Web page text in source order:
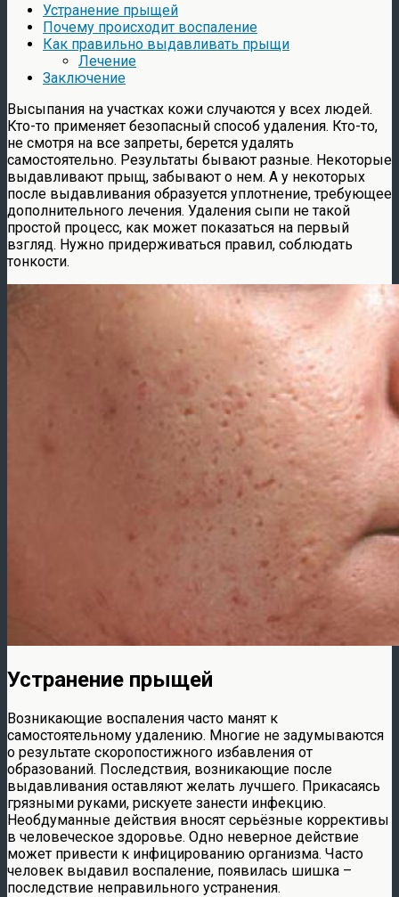
Устранение прыщей
Почему происходит воспаление
Как правильно выдавливать прыщи
Лечение
Заключение
Высыпания на участках кожи случаются у всех людей.
Кто-то применяет безопасный способ удаления. Кто-то,
не смотря на все запреты, берется удалять
самостоятельно. Результаты бывают разные. Некоторые
выдавливают прыщ, забывают о нем. А у некоторых
после выдавливания образуется уплотнение, требующее
дополнительного лечения. Удаления сыпи не такой
простой процесс, как может показаться на первый
взгляд. Нужно придерживаться правил, соблюдать
тонкости.
Устранение прыщей
Возникающие воспаления часто манят к
самостоятельному удалению. Многие не задумываются
о результате скоропостижного избавления от
образований. Последствия, возникающие после
выдавливания оставляют желать лучшего. Прикасаясь
грязными руками, рискуете занести инфекцию.
Необдуманные действия вносят серьёзные коррективы
в человеческое здоровье. Одно неверное действие
может привести к инфицированию организма. Часто
человек выдавил воспаление, появилась шишка –
последствие неправильного устранения.